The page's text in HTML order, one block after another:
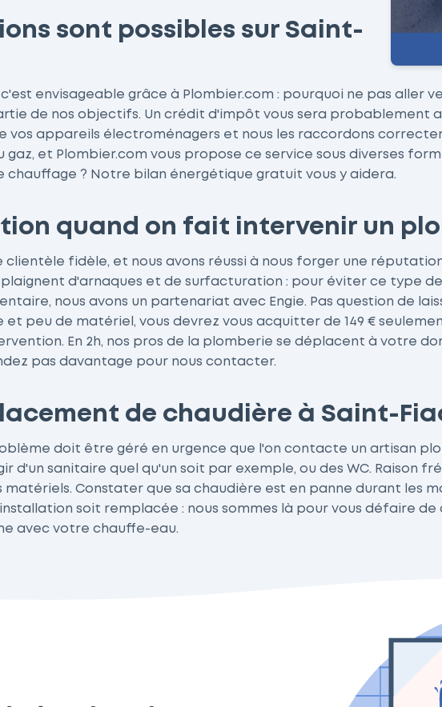
sont possibles sur Saint-
envisageable grâce à Plombier.com : pourquoi ne pas aller
de nos objectifs. Un crédit d'impôt vous sera
vos appareils électroménagers et nous les raccordons
et Plombier.com vous propose ce service sous diverses
chauffage ? Notre bilan énergétique gratuit vous y aidera.
quand on fait intervenir un
clientèle fidèle, et nous avons réussi à nous forger une
d'arnaques et de surfacturation : pour éviter ce type
nous avons un partenariat avec Engie. Pas question de
et peu de matériel, vous devrez vous acquitter de 149 €
En 2h, nos pros de la plomberie se déplacent à votre
pas davantage pour nous contacter.
de chaudière à Saint-
doit être géré en urgence que l'on contacte un artisan
d'un sanitaire quel qu'un soit par exemple, ou des WC. Raison
Constater que sa chaudière est en panne durant les
soit remplacée : nous sommes là pour vous défaire
avec votre chauffe-eau.